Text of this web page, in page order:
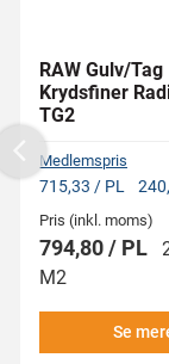
RAW Gulv/Tag
Krydsfiner
TG2
Medlemspris
715,33 / PL
Pris (inkl. moms)
794,80 / PL
M2
Se
Previous